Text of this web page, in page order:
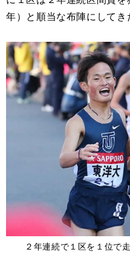
年）と順当な布陣にしてき
２年連続で１区を１位で